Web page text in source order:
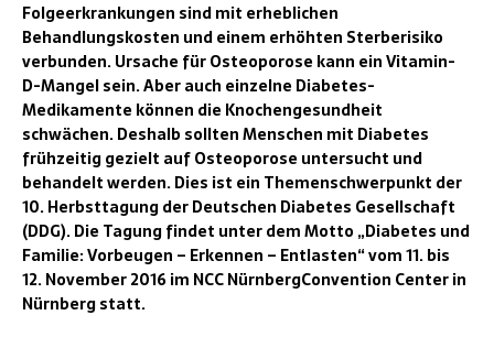
Folgeerkrankungen sind mit erheblichen
Behandlungskosten und einem erhöhten Sterberisiko
verbunden. Ursache für Osteoporose kann ein Vitamin-
D-Mangel sein. Aber auch einzelne Diabetes-
Medikamente können die Knochengesundheit
schwächen.Deshalb sollten Menschen mit Diabetes
frühzeitig gezielt auf Osteoporose untersucht und
behandelt werden. Dies ist ein Themenschwerpunkt der
10. Herbsttagung der Deutschen Diabetes Gesellschaft
(DDG). Die Tagung findet unter dem Motto „Diabetes und
Familie: Vorbeugen – Erkennen – Entlasten“ vom 11. bis
12. November 2016 im NCC NürnbergConvention Center in
Nürnberg statt.